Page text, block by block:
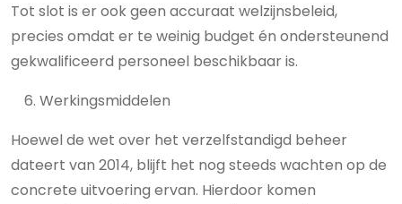
Tot slot is er ook geen accuraat welzijnsbeleid,
precies omdat er te weinig budget én ondersteunend
gekwalificeerd personeel beschikbaar is.
Werkingsmiddelen
Hoewel de wet over het verzelfstandigd beheer
dateert van 2014, blijft het nog steeds wachten op de
concrete uitvoering ervan. Hierdoor komen